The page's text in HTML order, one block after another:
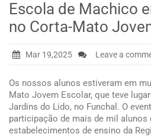
Escola de Machico
no Corta-Mato
Mar 19,2025 Leave a
Os nossos alunos estiveram em
Mato Jovem Escolar, que teve
Jardins do Lido, no Funchal. O
participação de mais de mil alunos
estabelecimentos de ensino da